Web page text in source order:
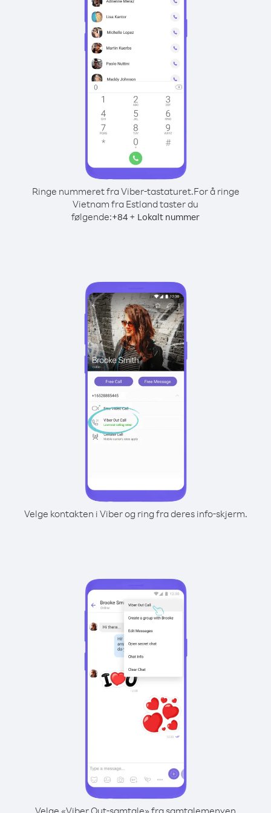
Ringe nummeret fra Viber-tastaturet.For å ringe
Vietnam fra Estland taster du
følgende:+84 + Lokalt nummer
Velge kontakten i Viber og ring fra deres info-skjerm.
Velge «Viber Out-samtale» fra samtalemenyen